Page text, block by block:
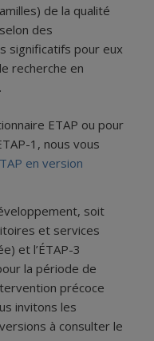
de la qualité
des
significatifs pour eux
recherche en
ETAP ou pour
1, nous vous
en version
soit
et services
et l’ÉTAP-3
la période de
précoce
invitons les
à consulter le